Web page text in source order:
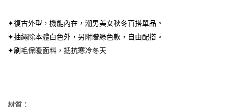
✦復古外型，機能內在，潮男美女秋冬百搭單品。
✦抽繩除本體白色外，另附贈綠色款，自由配搭。
✦刷毛保暖面料，抵抗寒冷冬天
材質：